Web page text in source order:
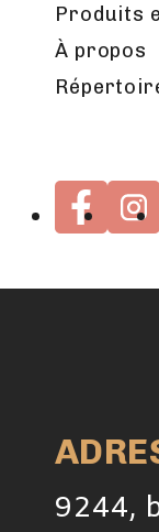
Produits
À propos
9244,